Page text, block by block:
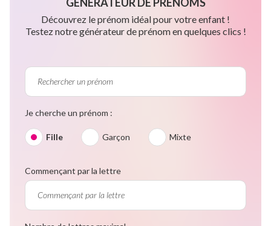
Découvrez le prénom idéal pour votre enfant !
Testez notre générateur de prénom en quelques clics !
Je cherche un prénom :
Fille Garçon Mixte
Commençant par la lettre